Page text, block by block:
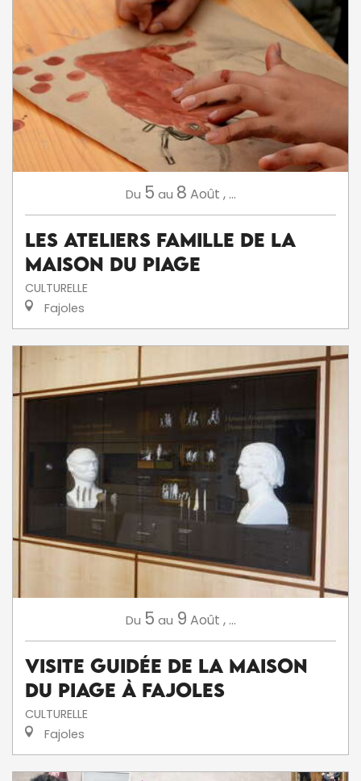
Du 5 au 8 Août , ...
Les ateliers famille de la
Maison du Piage
CULTURELLE
Fajoles
Du 5 au 9 Août , ...
Visite Guidée de la Maison
du Piage à Fajoles
CULTURELLE
Fajoles